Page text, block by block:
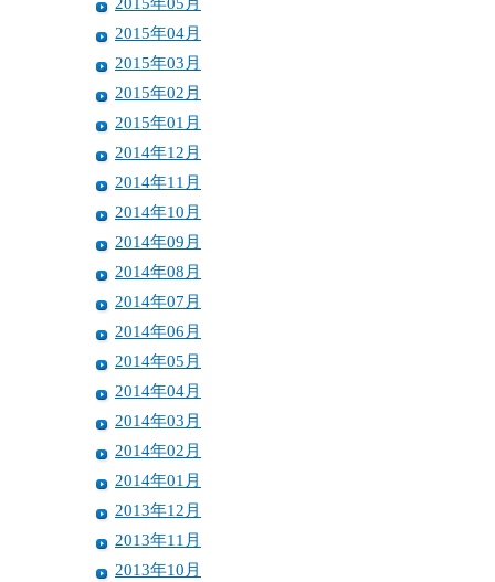
2015年04月
2015年03月
2015年02月
2015年01月
2014年12月
2014年11月
2014年10月
2014年09月
2014年08月
2014年07月
2014年06月
2014年05月
2014年04月
2014年03月
2014年02月
2014年01月
2013年12月
2013年11月
2013年10月